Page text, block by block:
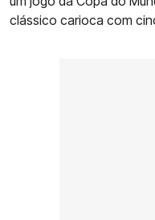
clássico carioca com